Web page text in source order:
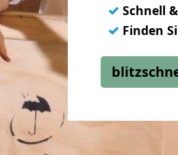
✓ Schnell
✓ Finden